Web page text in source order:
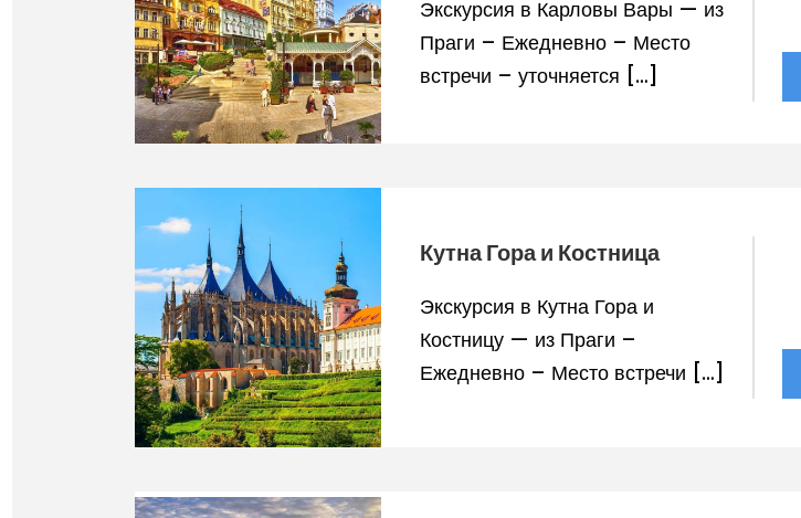
Экскурсия в Карловы Вары — из
Праги – Ежедневно – Место
встречи – уточняется […]
Кутна Гора и Костница
Экскурсия в Кутна Гора и
Костницу — из Праги –
Ежедневно – Место встречи […]